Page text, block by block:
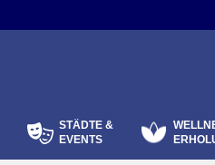
STÄDTE &
EVENTS